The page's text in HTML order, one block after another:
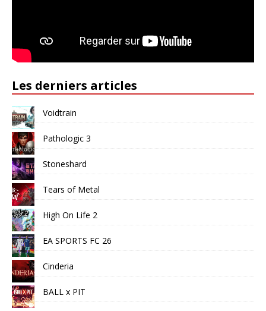
Les derniers articles
Voidtrain
Pathologic 3
Stoneshard
Tears of Metal
High On Life 2
EA SPORTS FC 26
Cinderia
BALL x PIT